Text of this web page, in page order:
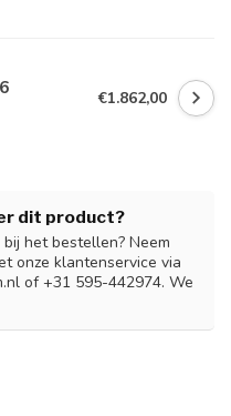
€1.862,00
dit product?
het bestellen? Neem
onze klantenservice via
of +31 595-442974. We